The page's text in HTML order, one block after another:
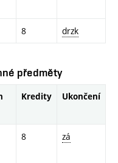
8 drzk
předměty
Kredity Ukončení
8 zá